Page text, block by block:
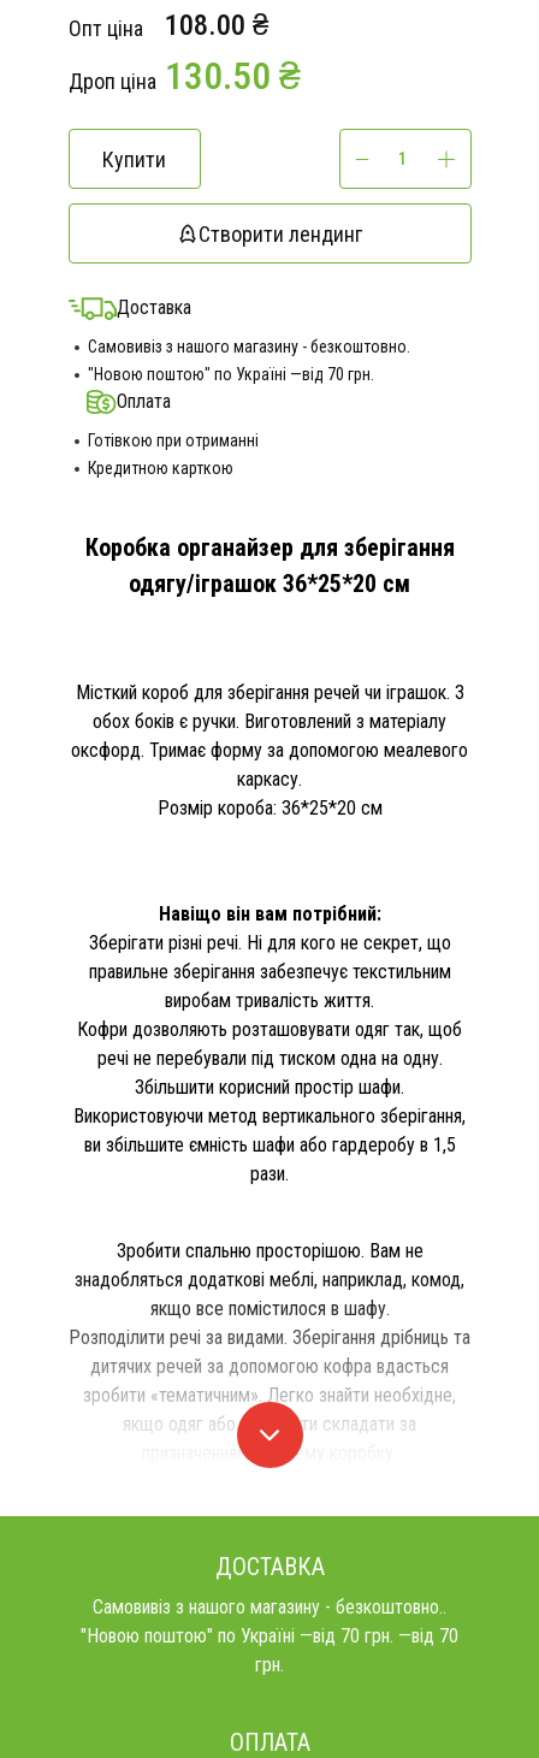
Опт ціна 108.00 ₴
Дроп ціна 130.50 ₴
Купити
Створити лендинг
Доставка
Самовивіз з нашого магазину - безкоштовно.
"Новою поштою" по Україні —від 70 грн.
Оплата
Готівкою при отриманні
Кредитною карткою
Коробка органайзер для зберігання
одягу/іграшок 36*25*20 см
Місткий короб для зберігання речей чи іграшок. З
обох боків є ручки. Виготовлений з матеріалу
оксфорд. Тримає форму за допомогою меалевого
каркасу.
Розмір короба: 36*25*20 см
Навіщо він вам потрібний:
Зберігати різні речі. Ні для кого не секрет, що
правильне зберігання забезпечує текстильним
виробам тривалість життя.
Кофри дозволяють розташовувати одяг так, щоб
речі не перебували під тиском одна на одну.
Збільшити корисний простір шафи.
Використовуючи метод вертикального зберігання,
ви збільшите ємність шафи або гардеробу в 1,5
рази.
Зробити спальню просторішою. Вам не
знадобляться додаткові меблі, наприклад, комод,
якщо все помістилося в шафу.
Розподілити речі за видами. Зберігання дрібниць та
дитячих речей за допомогою кофра вдасться
зробити «тематичним». Легко знайти необхідне,
якщо одяг або предмети складати за
призначенням в окрему коробку.
ДОСТАВКА
Самовивіз з нашого магазину - безкоштовно..
"Новою поштою" по Україні —від 70 грн. —від 70
грн.
ОПЛАТА